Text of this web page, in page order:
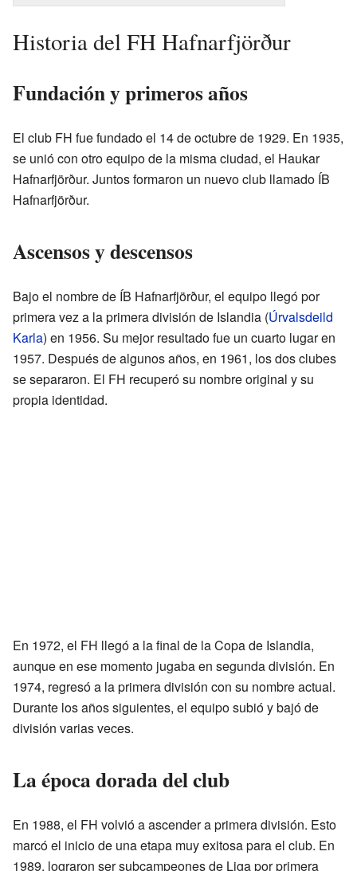
Historia del FH Hafnarfjörður
Fundación y primeros años
El club FH fue fundado el 14 de octubre de 1929. En 1935,
se unió con otro equipo de la misma ciudad, el Haukar
Hafnarfjörður. Juntos formaron un nuevo club llamado ÍB
Hafnarfjörður.
Ascensos y descensos
Bajo el nombre de ÍB Hafnarfjörður, el equipo llegó por
primera vez a la primera división de Islandia (Úrvalsdeild
Karla) en 1956. Su mejor resultado fue un cuarto lugar en
1957. Después de algunos años, en 1961, los dos clubes
se separaron. El FH recuperó su nombre original y su
propia identidad.
En 1972, el FH llegó a la final de la Copa de Islandia,
aunque en ese momento jugaba en segunda división. En
1974, regresó a la primera división con su nombre actual.
Durante los años siguientes, el equipo subió y bajó de
división varias veces.
La época dorada del club
En 1988, el FH volvió a ascender a primera división. Esto
marcó el inicio de una etapa muy exitosa para el club. En
1989, lograron ser subcampeones de Liga por primera